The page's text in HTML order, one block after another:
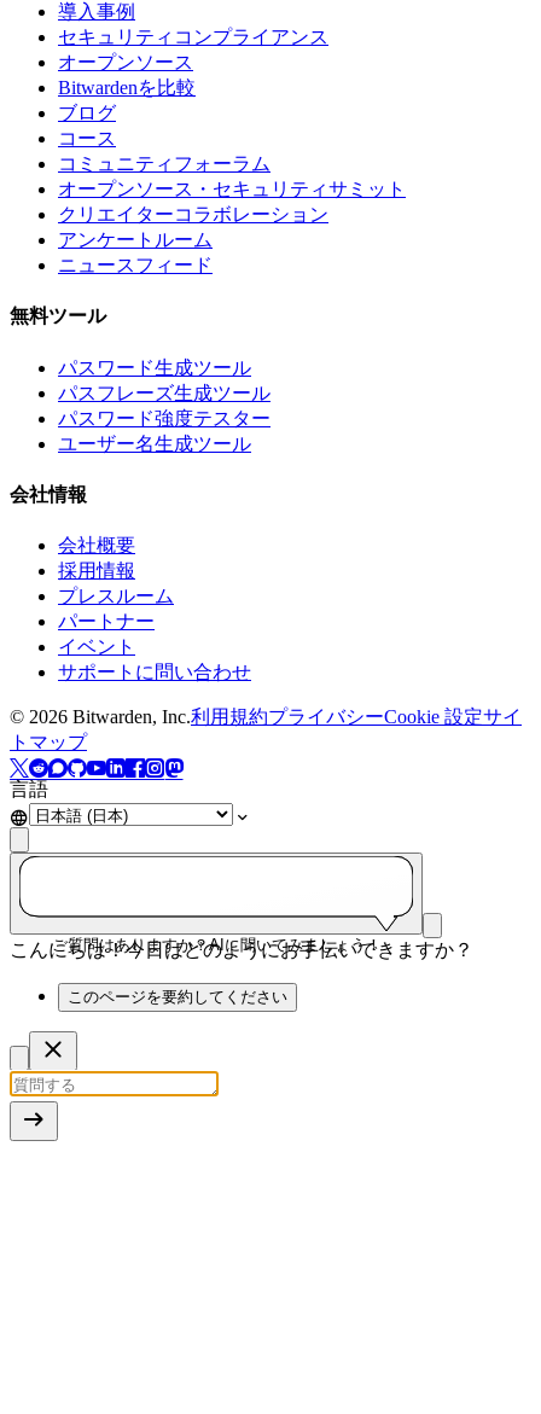
導入事例
セキュリティコンプライアンス
オープンソース
Bitwardenを比較
ブログ
コース
コミュニティフォーラム
オープンソース・セキュリティサミット
クリエイターコラボレーション
アンケートルーム
ニュースフィード
無料ツール
パスワード生成ツール
パスフレーズ生成ツール
パスワード強度テスター
ユーザー名生成ツール
会社情報
会社概要
採用情報
プレスルーム
パートナー
イベント
サポートに問い合わせ
© 2026 Bitwarden, Inc.利用規約プライバシーCookie 設定サイ
トマップ
言語
ご質問はありますか？AIに聞いてみましょう！
こんにちは！今日はどのようにお手伝いできますか？
このページを要約してください